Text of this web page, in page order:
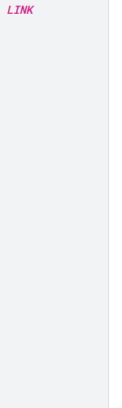
LINK